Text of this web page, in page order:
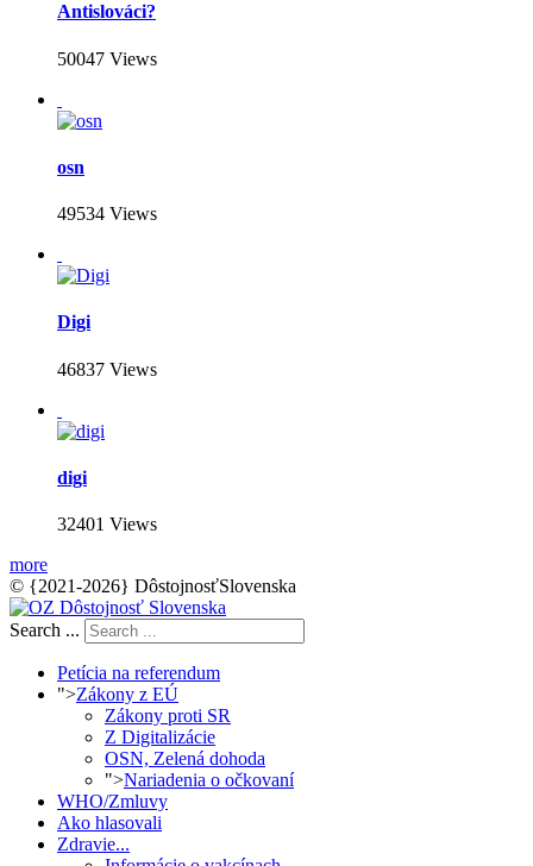
Antislováci?
50047 Views
osn
49534 Views
Digi
46837 Views
digi
32401 Views
more
© {2021-2026} DôstojnosťSlovenska
Search ...
Petícia na referendum
">Zákony z EÚ
Zákony proti SR
Z Digitalizácie
OSN, Zelená dohoda
">Nariadenia o očkovaní
WHO/Zmluvy
Ako hlasovali
Zdravie...